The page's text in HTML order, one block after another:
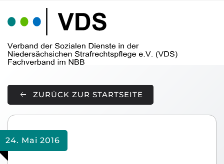
Skip to main content
ZURÜCK ZUR STARTSEITE
24. Mai 2016